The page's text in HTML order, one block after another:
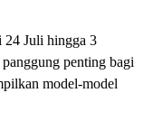
24 Juli hingga 3
penting bagi
model-model